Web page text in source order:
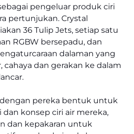
pengeluar produk ciri
pertunjukan. Crystal
36 Tulip Jets, setiap satu
RGBW bersepadu, dan
dalaman yang
cahaya dan gerakan ke dalam
pereka bentuk untuk
konsep ciri air mereka,
dan kepakaran untuk